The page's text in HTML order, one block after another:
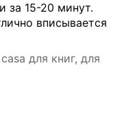
за 15-20 минут.
вписывается
для книг, для